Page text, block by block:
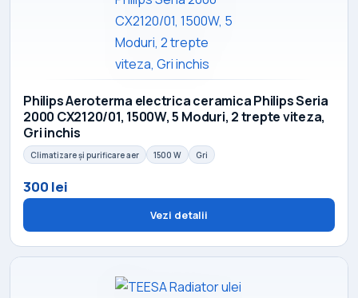
Philips Aeroterma electrica ceramica Philips Seria
2000 CX2120/01, 1500W, 5 Moduri, 2 trepte viteza,
Gri inchis
Climatizare și purificare aer 1500 W Gri
300 lei
Vezi detalii